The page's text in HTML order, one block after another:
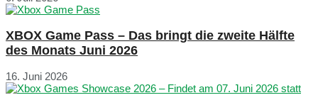
XBOX Game Pass – Das bringt die zweite Hälfte
des Monats Juni 2026
16. Juni 2026